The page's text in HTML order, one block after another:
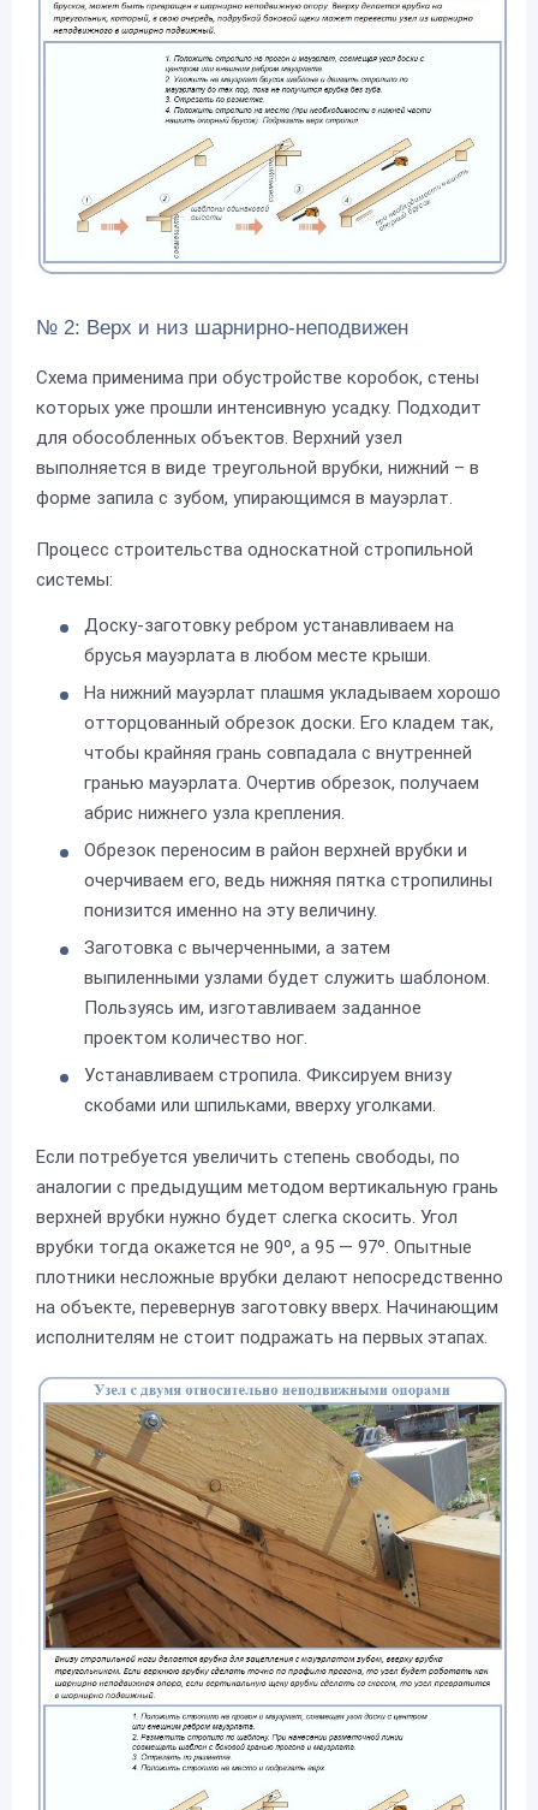
№ 2: Верх и низ шарнирно-неподвижен
Схема применима при обустройстве коробок, стены
которых уже прошли интенсивную усадку. Подходит
для обособленных объектов. Верхний узел
выполняется в виде треугольной врубки, нижний – в
форме запила с зубом, упирающимся в мауэрлат.
Процесс строительства односкатной стропильной
системы:
Доску-заготовку ребром устанавливаем на
брусья мауэрлата в любом месте крыши.
На нижний мауэрлат плашмя укладываем хорошо
отторцованный обрезок доски. Его кладем так,
чтобы крайняя грань совпадала с внутренней
гранью мауэрлата. Очертив обрезок, получаем
абрис нижнего узла крепления.
Обрезок переносим в район верхней врубки и
очерчиваем его, ведь нижняя пятка стропилины
понизится именно на эту величину.
Заготовка с вычерченными, а затем
выпиленными узлами будет служить шаблоном.
Пользуясь им, изготавливаем заданное
проектом количество ног.
Устанавливаем стропила. Фиксируем внизу
скобами или шпильками, вверху уголками.
Если потребуется увеличить степень свободы, по
аналогии с предыдущим методом вертикальную грань
верхней врубки нужно будет слегка скосить. Угол
врубки тогда окажется не 90º, а 95 — 97º. Опытные
плотники несложные врубки делают непосредственно
на объекте, перевернув заготовку вверх. Начинающим
исполнителям не стоит подражать на первых этапах.